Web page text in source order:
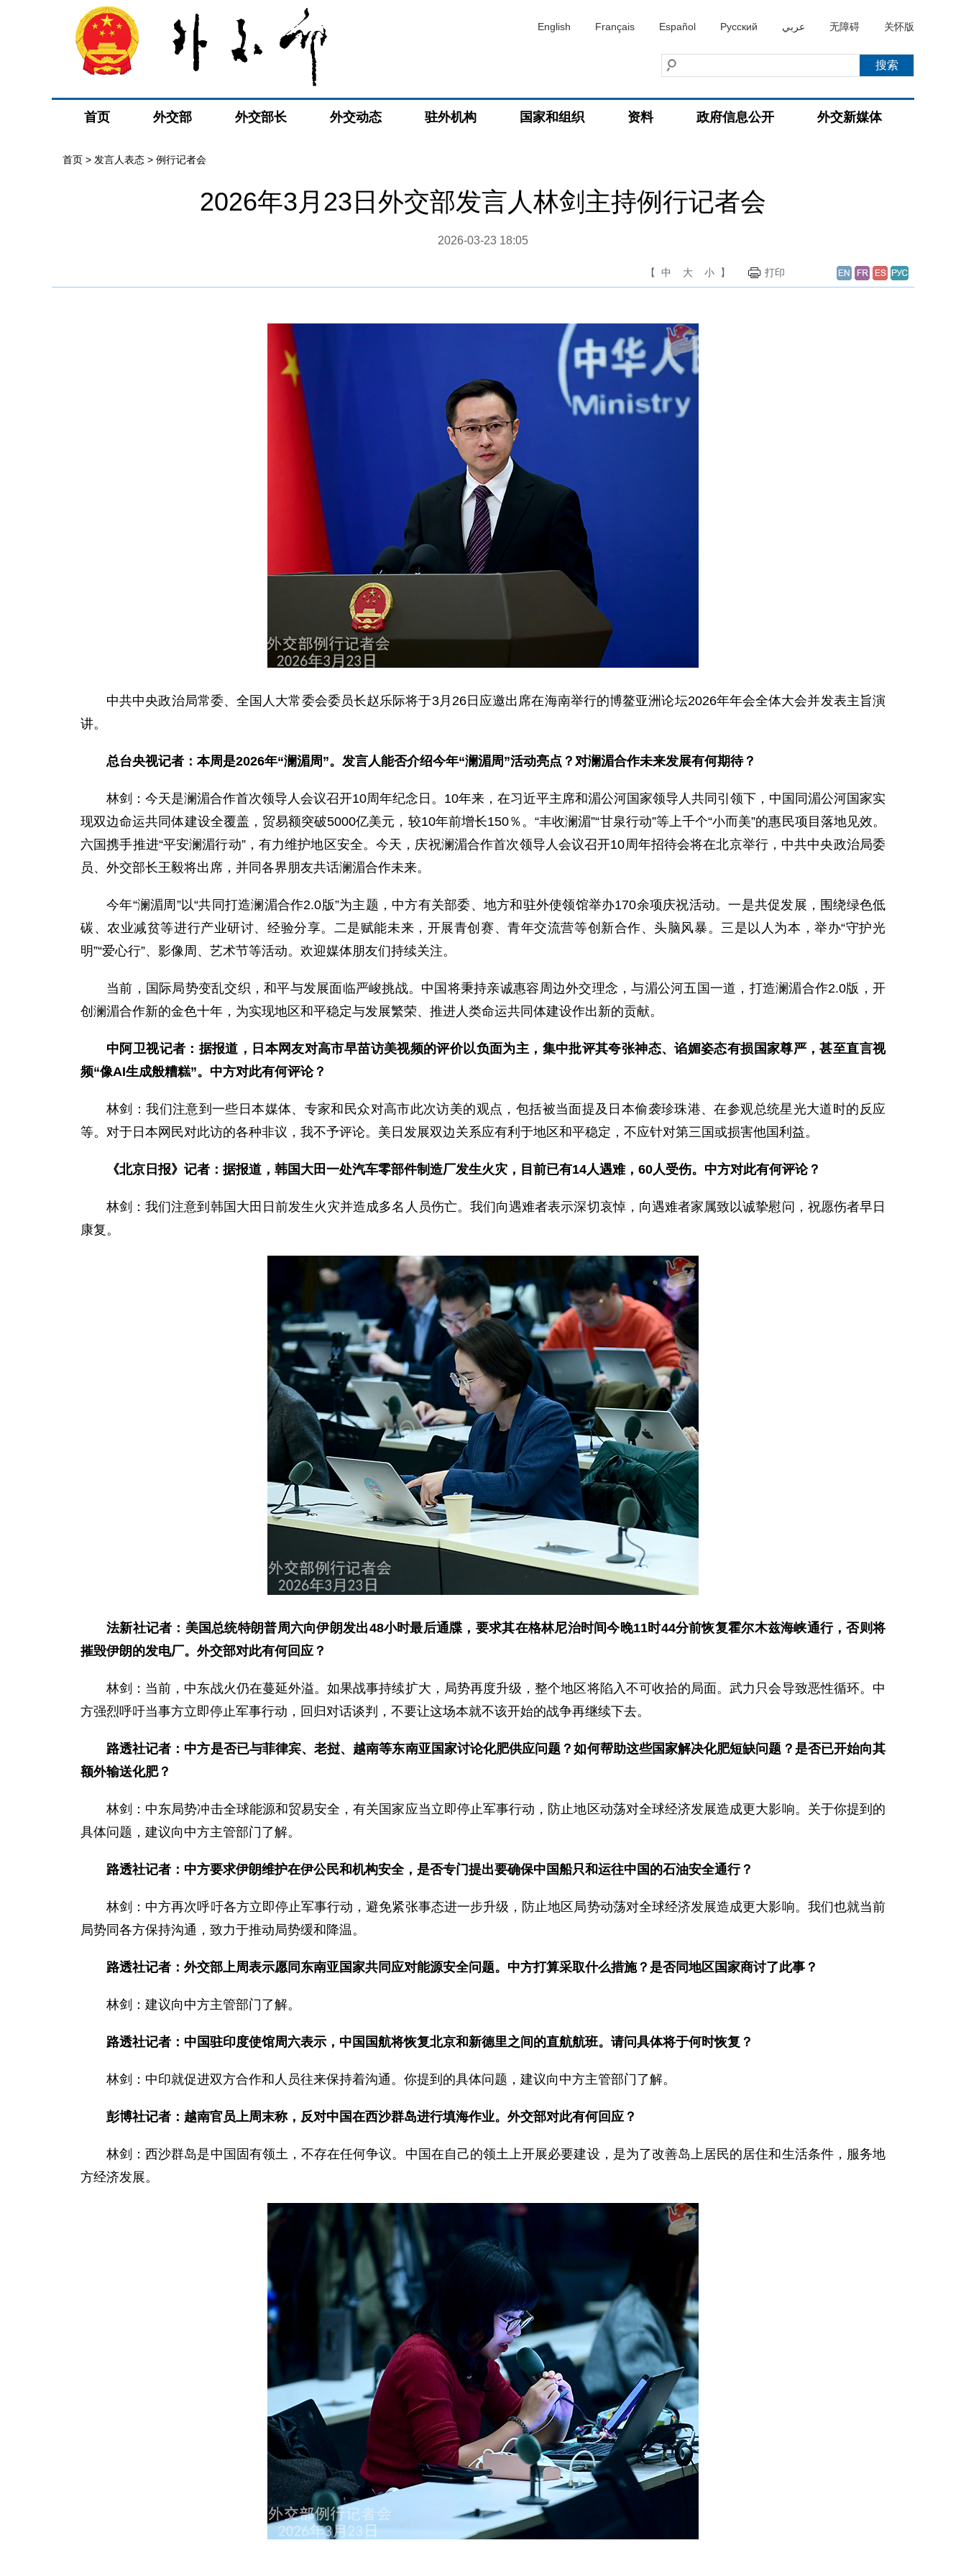
English Français Español Русский عربي 无障碍 关怀版
首页 外交部 外交部长 外交动态 驻外机构 国家和组织 资料 政府信息公开 外交新媒体
首页 > 发言人表态 > 例行记者会
2026年3月23日外交部发言人林剑主持例行记者会
2026-03-23 18:05
【 中 大 小 】 打印
中共中央政治局常委、全国人大常委会委员长赵乐际将于3月26日应邀出席在海南举行的博鳌亚洲论坛2026年年会全体大会并发表主旨演
讲。
总台央视记者：本周是2026年“澜湄周”。发言人能否介绍今年“澜湄周”活动亮点？对澜湄合作未来发展有何期待？
林剑：今天是澜湄合作首次领导人会议召开10周年纪念日。10年来，在习近平主席和湄公河国家领导人共同引领下，中国同湄公河国家实
现双边命运共同体建设全覆盖，贸易额突破5000亿美元，较10年前增长150％。“丰收澜湄”“甘泉行动”等上千个“小而美”的惠民项目落地见效。
六国携手推进“平安澜湄行动”，有力维护地区安全。今天，庆祝澜湄合作首次领导人会议召开10周年招待会将在北京举行，中共中央政治局委
员、外交部长王毅将出席，并同各界朋友共话澜湄合作未来。
今年“澜湄周”以“共同打造澜湄合作2.0版”为主题，中方有关部委、地方和驻外使领馆举办170余项庆祝活动。一是共促发展，围绕绿色低
碳、农业减贫等进行产业研讨、经验分享。二是赋能未来，开展青创赛、青年交流营等创新合作、头脑风暴。三是以人为本，举办“守护光
明”“爱心行”、影像周、艺术节等活动。欢迎媒体朋友们持续关注。
当前，国际局势变乱交织，和平与发展面临严峻挑战。中国将秉持亲诚惠容周边外交理念，与湄公河五国一道，打造澜湄合作2.0版，开
创澜湄合作新的金色十年，为实现地区和平稳定与发展繁荣、推进人类命运共同体建设作出新的贡献。
中阿卫视记者：据报道，日本网友对高市早苗访美视频的评价以负面为主，集中批评其夸张神态、谄媚姿态有损国家尊严，甚至直言视
频“像AI生成般糟糕”。中方对此有何评论？
林剑：我们注意到一些日本媒体、专家和民众对高市此次访美的观点，包括被当面提及日本偷袭珍珠港、在参观总统星光大道时的反应
等。对于日本网民对此访的各种非议，我不予评论。美日发展双边关系应有利于地区和平稳定，不应针对第三国或损害他国利益。
《北京日报》记者：据报道，韩国大田一处汽车零部件制造厂发生火灾，目前已有14人遇难，60人受伤。中方对此有何评论？
林剑：我们注意到韩国大田日前发生火灾并造成多名人员伤亡。我们向遇难者表示深切哀悼，向遇难者家属致以诚挚慰问，祝愿伤者早日
康复。
法新社记者：美国总统特朗普周六向伊朗发出48小时最后通牒，要求其在格林尼治时间今晚11时44分前恢复霍尔木兹海峡通行，否则将
摧毁伊朗的发电厂。外交部对此有何回应？
林剑：当前，中东战火仍在蔓延外溢。如果战事持续扩大，局势再度升级，整个地区将陷入不可收拾的局面。武力只会导致恶性循环。中
方强烈呼吁当事方立即停止军事行动，回归对话谈判，不要让这场本就不该开始的战争再继续下去。
路透社记者：中方是否已与菲律宾、老挝、越南等东南亚国家讨论化肥供应问题？如何帮助这些国家解决化肥短缺问题？是否已开始向其
额外输送化肥？
林剑：中东局势冲击全球能源和贸易安全，有关国家应当立即停止军事行动，防止地区动荡对全球经济发展造成更大影响。关于你提到的
具体问题，建议向中方主管部门了解。
路透社记者：中方要求伊朗维护在伊公民和机构安全，是否专门提出要确保中国船只和运往中国的石油安全通行？
林剑：中方再次呼吁各方立即停止军事行动，避免紧张事态进一步升级，防止地区局势动荡对全球经济发展造成更大影响。我们也就当前
局势同各方保持沟通，致力于推动局势缓和降温。
路透社记者：外交部上周表示愿同东南亚国家共同应对能源安全问题。中方打算采取什么措施？是否同地区国家商讨了此事？
林剑：建议向中方主管部门了解。
路透社记者：中国驻印度使馆周六表示，中国国航将恢复北京和新德里之间的直航航班。请问具体将于何时恢复？
林剑：中印就促进双方合作和人员往来保持着沟通。你提到的具体问题，建议向中方主管部门了解。
彭博社记者：越南官员上周末称，反对中国在西沙群岛进行填海作业。外交部对此有何回应？
林剑：西沙群岛是中国固有领土，不存在任何争议。中国在自己的领土上开展必要建设，是为了改善岛上居民的居住和生活条件，服务地
方经济发展。